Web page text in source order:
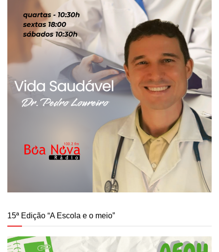
15ª Edição “A Escola e o meio”